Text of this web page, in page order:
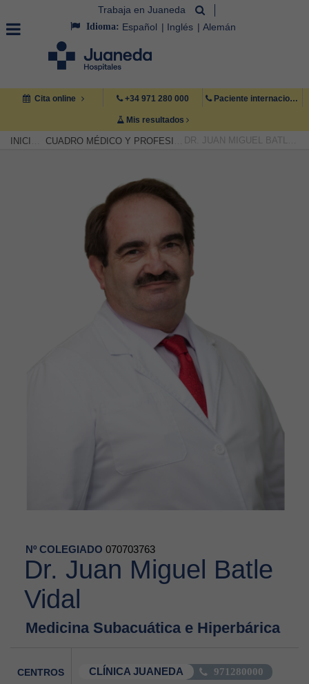
Trabaja en Juaneda
Idioma: Español Inglés Alemán
Cita online +34 971 280 000 Paciente internacional +34 971 222 222
Mis resultados
INICIO CUADRO MÉDICO Y PROFESIONAL DR. JUAN MIGUEL BATLE VIDAL
Nº COLEGIADO 070703763
Dr. Juan Miguel Batle
Vidal
Medicina Subacuática e Hiperbárica
CENTROS CLÍNICA JUANEDA 971280000